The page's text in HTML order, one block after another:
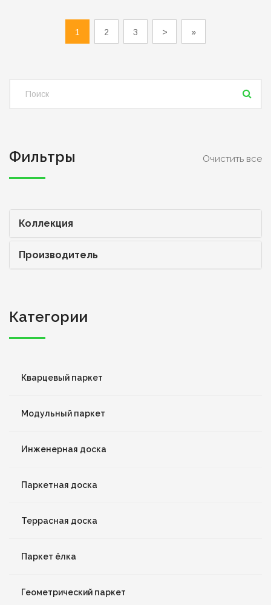
1 2 3 > »
Фильтры Очистить все
Коллекция
Производитель
Категории
Кварцевый паркет
Модульный паркет
Инженерная доска
Паркетная доска
Террасная доска
Паркет ёлка
Геометрический паркет